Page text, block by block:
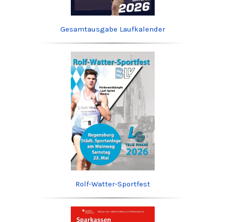
Gesamtausgabe Laufkalender
Rolf-Watter-Sportfest